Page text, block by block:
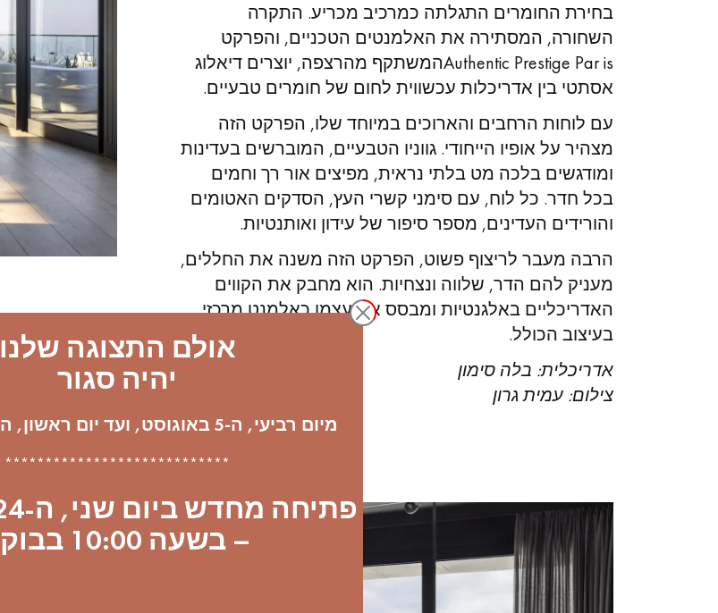
בחירת החומרים התגלתה כמרכיב מכריע. התקרה
השחורה, המסתירה את האלמנטים הטכניים, והפרקט
Authentic Prestige Par isהמשתקף מהרצפה, יוצרים דיאלוג
אסתטי בין אדריכלות עכשווית לחום של חומרים טבעיים.
עם לוחות הרחבים והארוכים במיוחד שלו, הפרקט הזה
מצהיר על אופיו הייחודי. גווניו הטבעיים, המוברשים בעדינות
ומודגשים בלכה מט בלתי נראית, מפיצים אור רך וחמים
בכל חדר. כל לוח, עם סימני קשרי העץ, הסדקים האטומים
והורידים העדינים, מספר סיפור של עידון ואותנטיות.
הרבה מעבר לריצוף פשוט, הפרקט הזה משנה את החללים,
מעניק להם הדר, שלווה ונצחיות. הוא מחבק את הקווים
האדריכליים באלגנטיות ומבסס את עצמו כאלמנט מרכזי
בעיצוב הכולל.
אדריכלית: בלה סימון
צילום: עמית גרון
אולם התצוגה שלנו
יהיה סגור
מיום רביעי, ה-5 באוגוסט, ועד יום ראשון, ה-23 באוגוסט.
****************************
– בשעה 10:00 בבוקר